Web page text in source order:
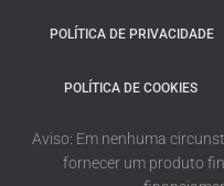
POLÍTICA DE PRIVACIDADE
POLÍTICA DE COOKIES
Aviso: Em nenhuma
fornecer um produto